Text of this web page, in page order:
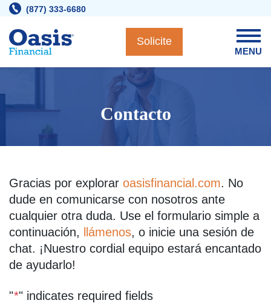
Skip
content
(877) 333-6680
MENU
Solicite
Contacto
Gracias por explorar oasisfinancial.com. No
dude en comunicarse con nosotros ante
cualquier otra duda. Use el formulario simple a
continuación,
llámenos, o inicie una sesión de
chat. ¡Nuestro cordial equipo estará encantado
de ayudarlo!
"*" indicates required fields